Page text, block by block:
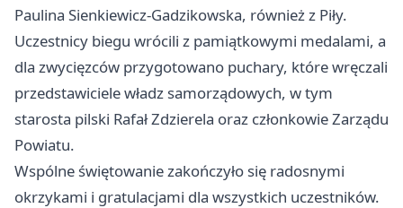
Paulina Sienkiewicz-Gadzikowska, również z Piły.
Uczestnicy biegu wrócili z pamiątkowymi medalami, a
dla zwycięzców przygotowano puchary, które wręczali
przedstawiciele władz samorządowych, w tym
starosta pilski Rafał Zdzierela oraz członkowie Zarządu
Powiatu.
Wspólne świętowanie zakończyło się radosnymi
okrzykami i gratulacjami dla wszystkich uczestników.